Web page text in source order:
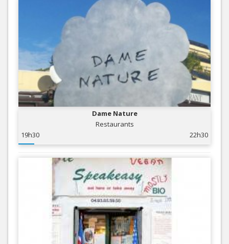
Dame Nature
Restaurants
19h30
22h30